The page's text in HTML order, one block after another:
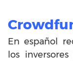
En español
los